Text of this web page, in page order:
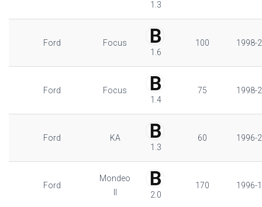
1.3
Ford
Focus
1.6
100 1998-
Ford
Focus
1.4
75 1998-
Ford
KA
1.3
60 1996-
Ford
Mondeo
2.0
170 1996-